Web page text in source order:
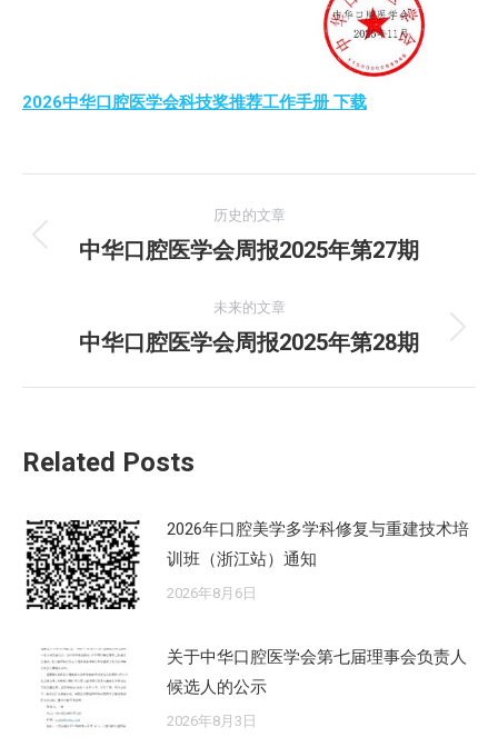
2026中华口腔医学会科技奖推荐工作手册 下载
章
历史的文章
历
的
文
中华口腔医学会周报2025年第27期
未来的文章
未
中华口腔医学会周报2025年第28期
Related Posts
2026年口腔美学多学科修复与重建技术培
训班（浙江站）通知
2026年8月6日
关于中华口腔医学会第七届理事会负责人
候选人的公示
2026年8月3日